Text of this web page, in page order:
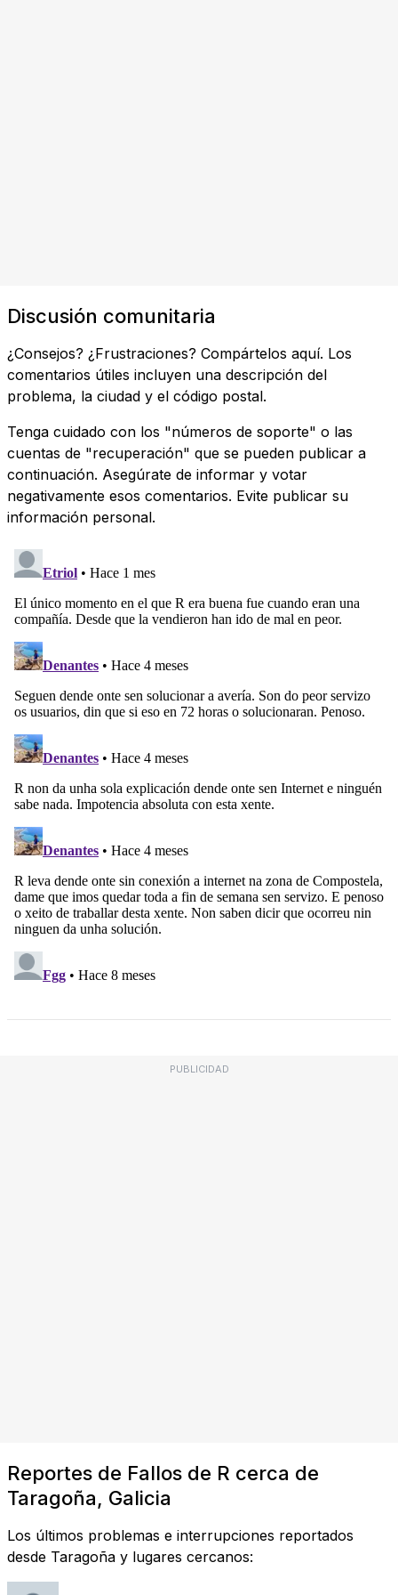
Discusión comunitaria
¿Consejos? ¿Frustraciones? Compártelos aquí. Los
comentarios útiles incluyen una descripción del
problema, la ciudad y el código postal.
Tenga cuidado con los "números de soporte" o las
cuentas de "recuperación" que se pueden publicar a
continuación. Asegúrate de informar y votar
negativamente esos comentarios. Evite publicar su
información personal.
PUBLICIDAD
Reportes de Fallos de R cerca de
Taragoña, Galicia
Los últimos problemas e interrupciones reportados
desde Taragoña y lugares cercanos: